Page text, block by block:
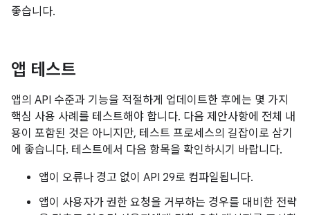
좋습니다.
앱 테스트
앱의 API 수준과 기능을 적절하게 업데이트한 후에는 몇 가지
핵심 사용 사례를 테스트해야 합니다. 다음 제안사항에 전체 내
용이 포함된 것은 아니지만, 테스트 프로세스의 길잡이로 삼기
에 좋습니다. 테스트에서 다음 항목을 확인하시기 바랍니다.
앱이 오류나 경고 없이 API 29로 컴파일됩니다.
앱이 사용자가 권한 요청을 거부하는 경우를 대비한 전략